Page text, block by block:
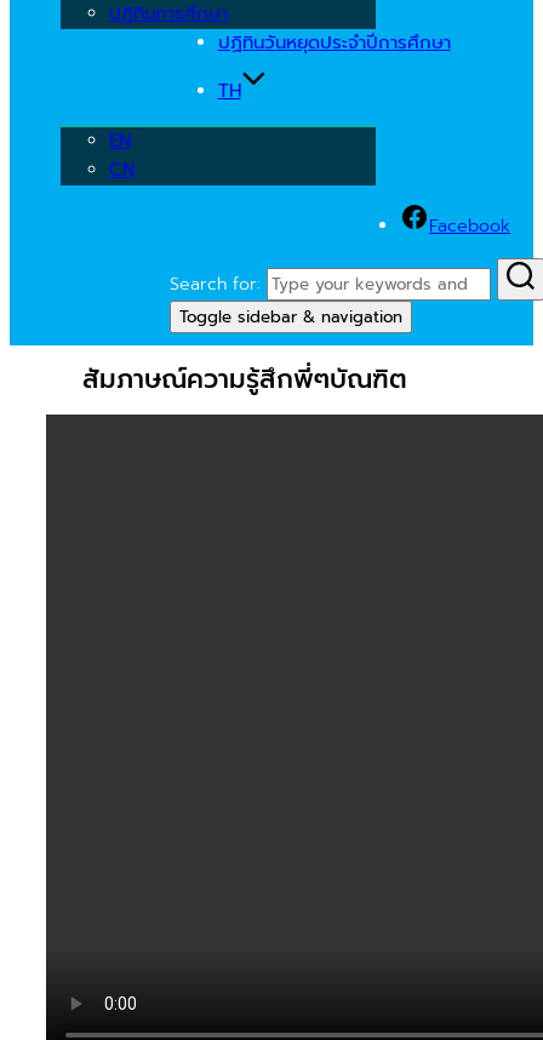
ปฏิทินการศึกษา
ปฏิทินวันหยุดประจำปีการศึกษา
TH
EN
CN
Facebook
Search for:
Toggle sidebar & navigation
สัมภาษณ์ความรู้สึกพี่ๆบัณฑิต